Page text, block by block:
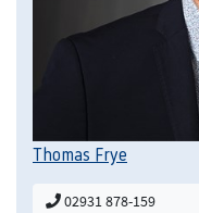
Thomas Frye
02931 878-159